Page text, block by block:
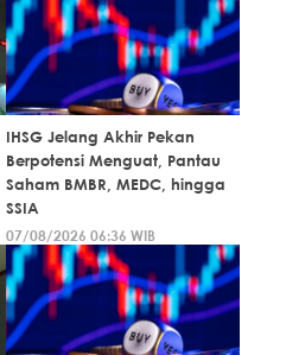
IHSG Jelang Akhir Pekan
Berpotensi Menguat, Pantau
Saham BMBR, MEDC, hingga
SSIA
07/08/2026 06:36 WIB